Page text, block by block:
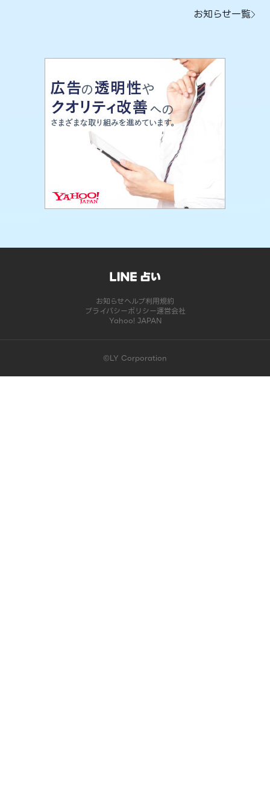
お知らせ一覧
お知らせヘルプ利用規約
プライバシーポリシー運営会社
Yahoo! JAPAN
©LY Corporation
このコンテンツは掲載が終了しました | LINE占い